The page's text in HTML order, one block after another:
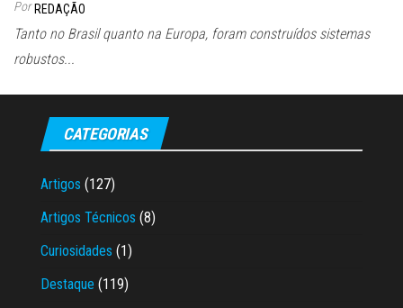
Por REDAÇÃO
Tanto no Brasil quanto na Europa, foram construídos sistemas
robustos...
CATEGORIAS
Artigos (127)
Artigos Técnicos (8)
Curiosidades (1)
Destaque (119)